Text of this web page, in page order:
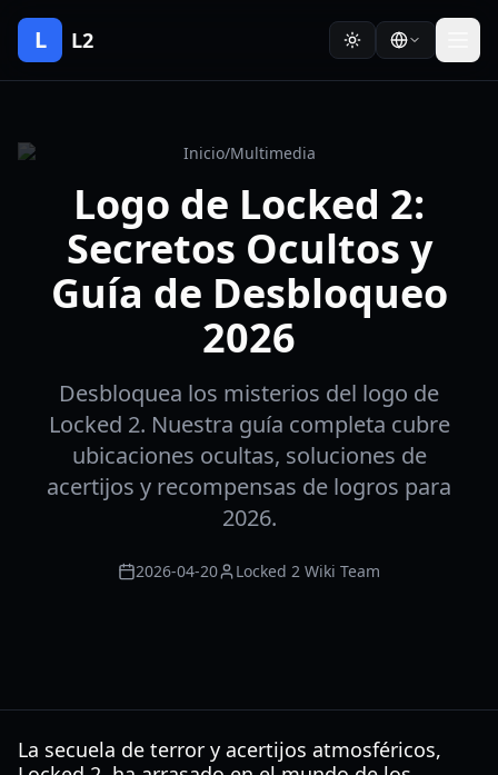
L L2
Inicio/Multimedia
Logo de Locked 2:
Secretos Ocultos y
Guía de Desbloqueo
2026
Desbloquea los misterios del logo de
Locked 2. Nuestra guía completa cubre
ubicaciones ocultas, soluciones de
acertijos y recompensas de logros para
2026.
2026-04-20 Locked 2 Wiki Team
La secuela de terror y acertijos atmosféricos,